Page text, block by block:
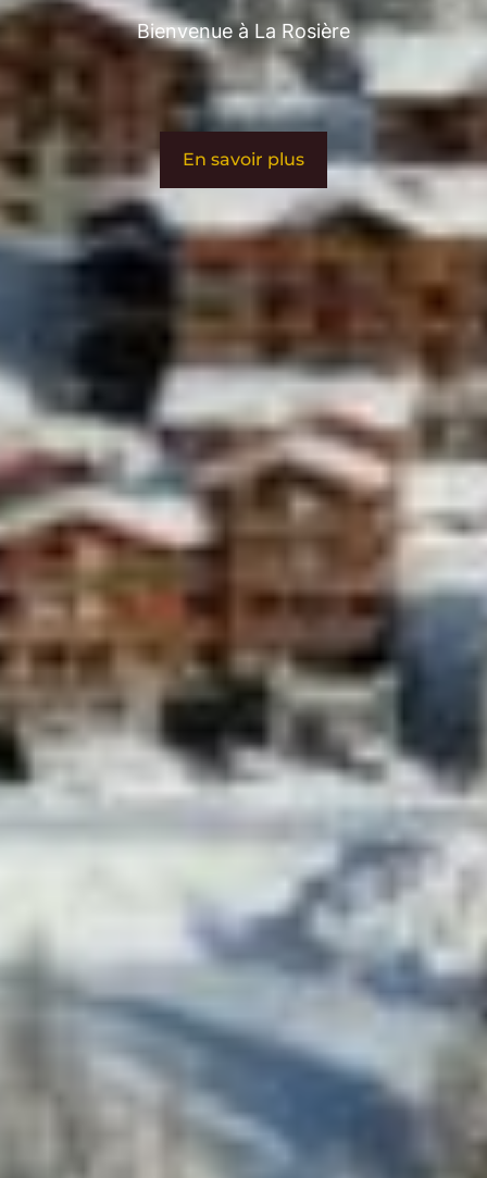
Bienvenue à La Rosière
En savoir plus